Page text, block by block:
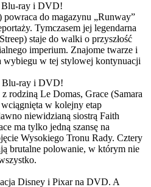
Blu-ray i DVD!
do magazynu „Runway”
Tymczasem jej legendarna
staje do walki o przyszłość
imperium. Znajome twarze i
wybiegu w tej stylowej kontynuacji
Blu-ray i DVD!
rodziną Le Domas, Grace (Samara
w kolejny etap
niewidzianą siostrą Faith
ma tylko jedną szansę na
Wysokiego Tronu Rady. Cztery
brutalne polowanie, w którym nie
Disney i Pixar na DVD. A